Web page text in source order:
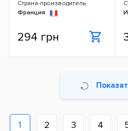
Страна-производитель:
Франция
294 грн
1 2 3 4